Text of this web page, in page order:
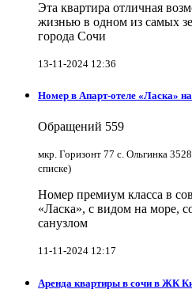
Эта квартира отличная
жизнью в одном из самых
города Сочи
13-11-2024 12:36
Номер в Апарт-отеле «Ласка»
Обращений 559
мкр. Горизонт 77 с. Ольгинка
списке)
Номер премиум класса в
«Ласка», с видом на море,
санузлом
11-11-2024 12:17
Аренда квартиры в сочи в ЖК